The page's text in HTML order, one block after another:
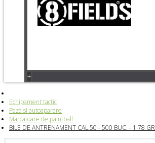
+
Echipament tactic
Paza si autoaparare
Marcatoare de paintball
BILE DE ANTRENAMENT CAL.50 - 500 BUC. - 1.78 GR